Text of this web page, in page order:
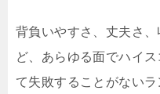
背負いやすさ、丈夫さ
ど、あらゆる面でハイ
て失敗することがない